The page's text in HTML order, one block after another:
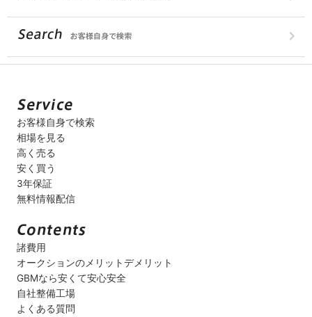
お客様自身で検索
相場を見る
高く売る
安く買う
3年保証
無料情報配信
諸費用
オークションのメリットデメリット
GBMなら安くて安心安全
自社整備工場
よくある質問